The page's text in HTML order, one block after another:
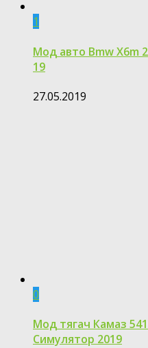
1
Мод авто Bmw X6m
19
27.05.2019
0
Мод тягач Камаз
Симулятор 2019